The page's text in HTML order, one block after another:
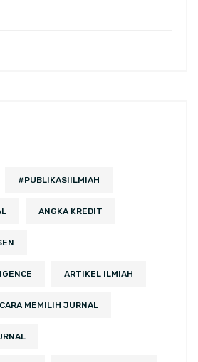
#PUBLIKASIILMIAH
ANGKA KREDIT
ARTIKEL ILMIAH
CARA MEMILIH JURNAL